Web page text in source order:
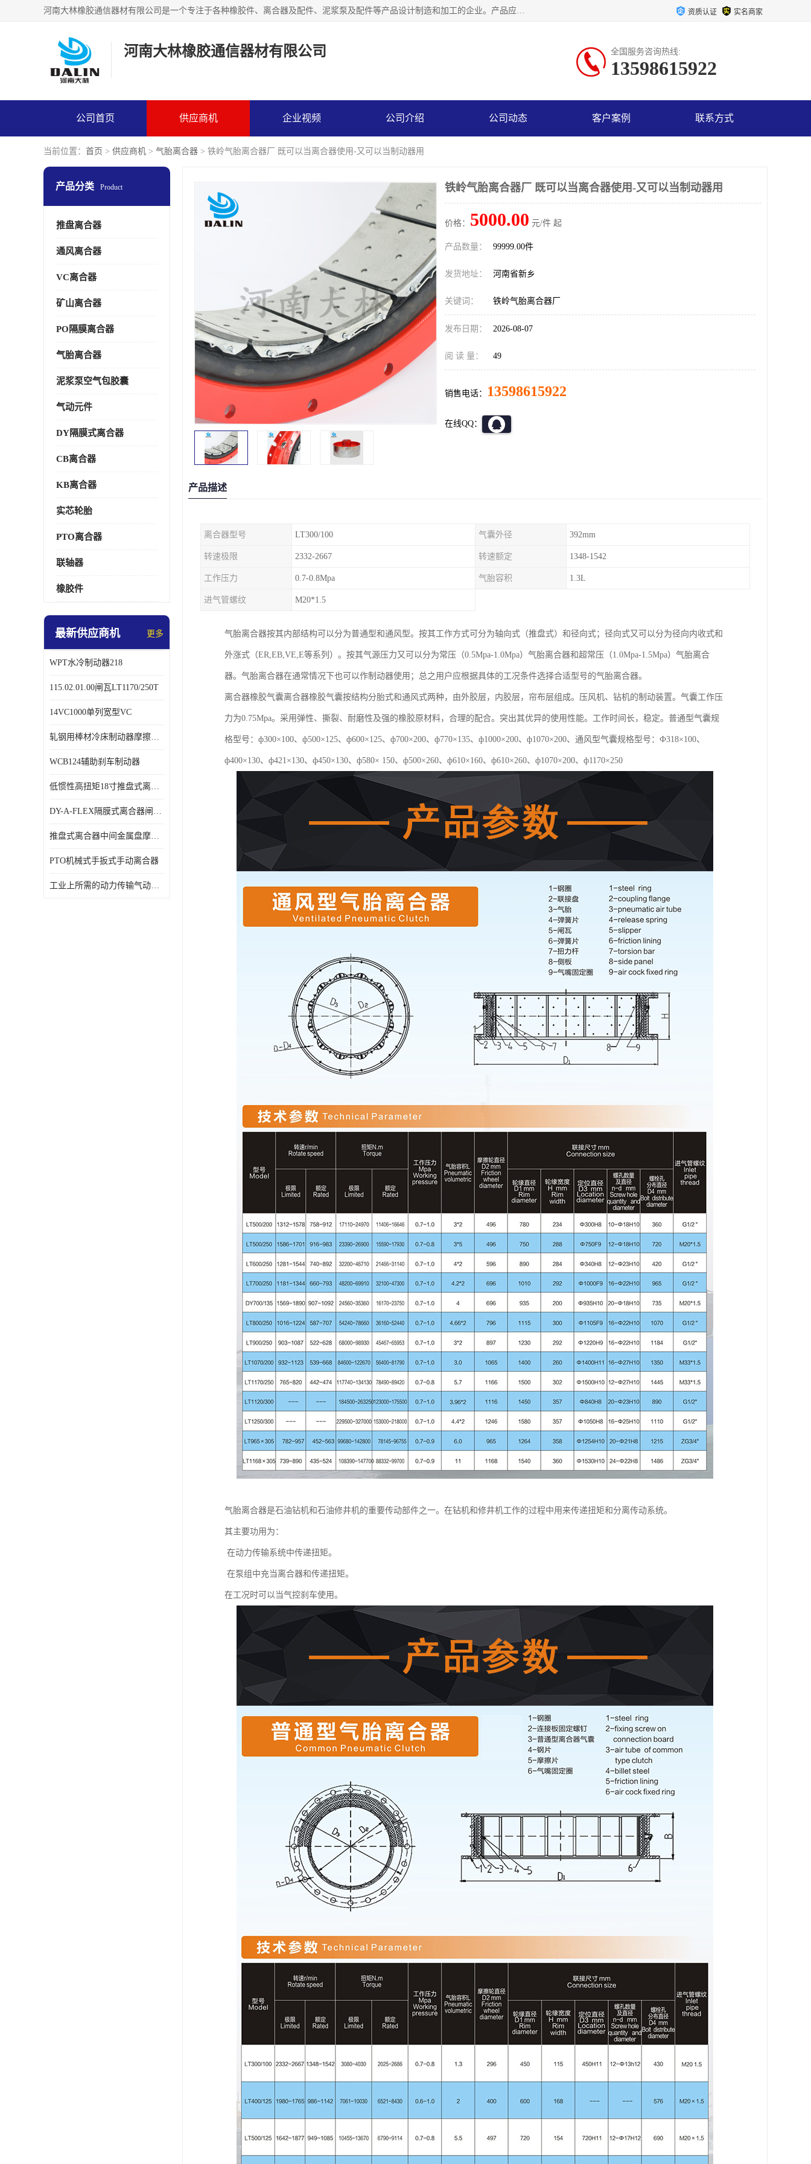
河南大林橡胶通信器材有限公司是一个专注于各种橡胶件、离合器及配件、泥浆泵及配件等产品设计制造和加工的企业。产品应用于矿山、冶金、石油、钢铁、化工、水泥、船舶、造纸、通用机械等各种大功率机械传动或制动装置。 资质认证 实名商家
河南大林橡胶通信器材有限公司 全国服务咨询热线:
13598615922
公司首页 供应商机 企业视频 公司介绍 公司动态 客户案例 联系方式
当前位置： 首页 > 供应商机 > 气胎离合器 > 铁岭气胎离合器厂 既可以当离合器使用-又可以当制动器用
产品分类 Product
推盘离合器
通风离合器
VC离合器
矿山离合器
PO隔膜离合器
气胎离合器
泥浆泵空气包胶囊
气动元件
DY隔膜式离合器
CB离合器
KB离合器
实芯轮胎
PTO离合器
联轴器
橡胶件
最新供应商机 更多
WPT水冷制动器218
115.02.01.00闸瓦LT1170/250T
14VC1000单列宽型VC
轧钢用棒材冷床制动器摩擦片218
WCB124辅助刹车制动器
低惯性高扭矩18寸推盘式离合器中心盘齿盘W18-11-101
DY-A-FLEX隔膜式离合器闸瓦总成7015125A
推盘式离合器中间金属盘摩擦盘18寸
PTO机械式手扳式手动离合器
工业上所需的动力传输气动离合器WCB424
铁岭气胎离合器厂 既可以当离合器使用-又可以当制动器用
价格： 5000.00 元/件 起
产品数量： 99999.00件
发货地址： 河南省新乡
关键词： 铁岭气胎离合器厂
发布日期： 2026-08-07
阅 读 量： 49
销售电话： 13598615922
在线QQ：
产品描述
离合器型号 LT300/100 气囊外径 392mm
转速极限 2332-2667 转速额定 1348-1542
工作压力 0.7-0.8Mpa 气胎容积 1.3L
进气管螺纹 M20*1.5
气胎离合器按其内部结构可以分为普通型和通风型。按其工作方式可分为轴向式（推盘式）和径向式；径向式又可以分为径向内收式和
外涨式（ER,EB,VE,E等系列）。按其气源压力又可以分为常压（0.5Mpa-1.0Mpa）气胎离合器和超常压（1.0Mpa-1.5Mpa）气胎离合
器。气胎离合器在通常情况下也可以作制动器使用；总之用户应根据具体的工况条件选择合适型号的气胎离合器。
离合器橡胶气囊离合器橡胶气囊按结构分胎式和通风式两种，由外胶层，内胶层，帘布层组成。压风机、钻机的制动装置。气囊工作压
力为0.75Mpa。采用弹性、撕裂、耐磨性及强的橡胶原材料，合理的配合。突出其优异的使用性能。工作时间长，稳定。普通型气囊规
格型号：ф300×100、ф500×125、ф600×125、ф700×200、ф770×135、ф1000×200、ф1070×200、通风型气囊规格型号：Ф318×100、
ф400×130、ф421×130、ф450×130、ф580× 150、ф500×260、ф610×160、ф610×260、ф1070×200、ф1170×250
气胎离合器是石油钻机和石油修井机的重要传动部件之一。在钻机和修井机工作的过程中用来传递扭矩和分离传动系统。
其主要功用为：
在动力传输系统中传递扭矩。
在泵组中充当离合器和传递扭矩。
在工况时可以当气控刹车使用。